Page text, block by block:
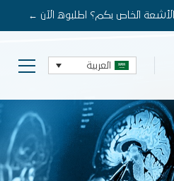
الأشعة الخاص بكم؟ اطلبوه الآن ←
العربية